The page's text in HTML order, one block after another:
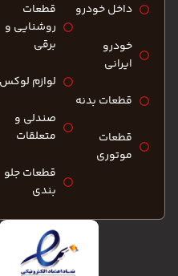
داخل خودرو
خودرو
ایرانی
قطعات بدنه
قطعات
موتوری
قطعات
روشنایی و
برقی
لوازم لوکس
صندلی و
متعلقات
قطعات جلو
بندی